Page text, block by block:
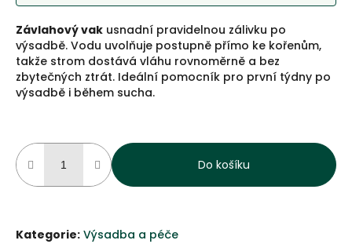
Do košíku
Závlahový vak usnadní pravidelnou zálivku po
výsadbě. Vodu uvolňuje postupně přímo ke kořenům,
takže strom dostává vláhu rovnoměrně a bez
zbytečných ztrát. Ideální pomocník pro první týdny po
výsadbě i během sucha.
Kategorie: Výsadba a péče